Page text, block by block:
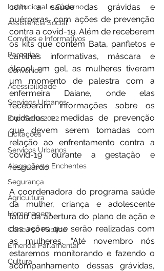
Institucional e Governo
Assistência Social
Convites e Informativos
Parcerias
Convênios
Acessibilidade
Serviços Urbanos
ExpoSena 2022
Licitações
Serviços Urbanos
Alagações e Enchentes
Segurança
Agricultura
Homenagem
Concurso Público
Emenda Parlamentar
Cultura
com a saúde das grávidas e
puérperas, com ações de prevenção
contra a covid-19. Além de receberem
os kits que contém Bata, panfletos e
cartilhas informativas, máscara e
álcool em gel, as mulheres tiveram
um momento de palestra com a
enfermeira Daiane, onde elas
receberam informações sobre os
cuidados e medidas de prevenção
que devem serem tomadas com
relação ao enfrentamento contra a
covid-19 durante a gestação e
resguardo.
A coordenadora do programa saúde
da mulher, criança e adolescente
falou da abertura do plano de ação e
das ações que serão realizadas com
as mulheres. “Até novembro nós
estaremos monitorando e fazendo o
acompanhamento dessas grávidas,